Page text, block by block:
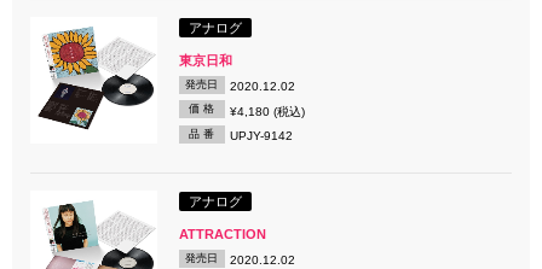
アナログ
東京日和
発売日 2020.12.02
価 格 ¥4,180 (税込)
品 番 UPJY-9142
アナログ
ATTRACTION
発売日 2020.12.02